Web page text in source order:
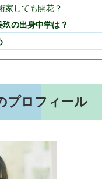
家しても開花？
玖の出身中学は？
プロフィール